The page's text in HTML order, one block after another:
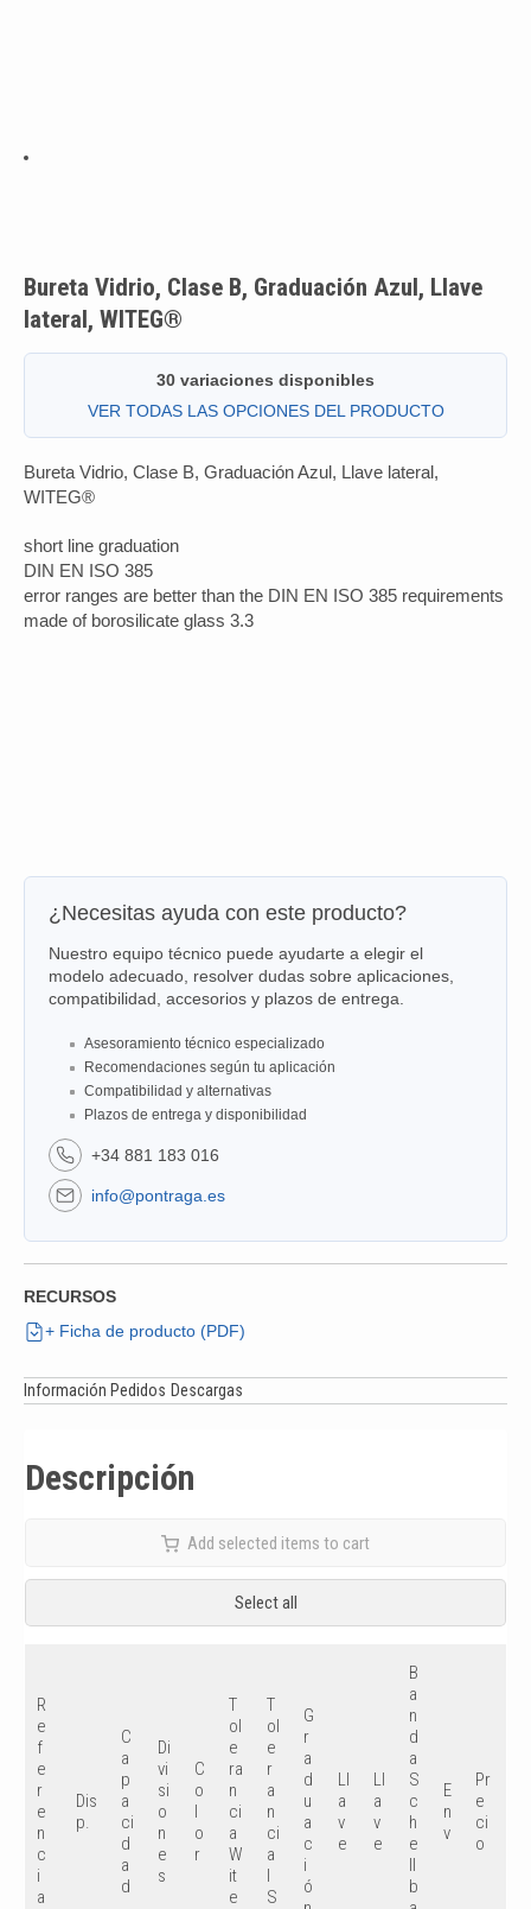
Bureta Vidrio, Clase B, Graduación Azul, Llave
lateral, WITEG®
30 variaciones disponibles
VER TODAS LAS OPCIONES DEL PRODUCTO
Bureta Vidrio, Clase B, Graduación Azul, Llave lateral,
WITEG®
short line graduation
DIN EN ISO 385
error ranges are better than the DIN EN ISO 385 requirements
made of borosilicate glass 3.3
¿Necesitas ayuda con este producto?
Nuestro equipo técnico puede ayudarte a elegir el
modelo adecuado, resolver dudas sobre aplicaciones,
compatibilidad, accesorios y plazos de entrega.
Asesoramiento técnico especializado
Recomendaciones según tu aplicación
Compatibilidad y alternativas
Plazos de entrega y disponibilidad
+34 881 183 016
info@pontraga.es
RECURSOS
+ Ficha de producto (PDF)
Información Pedidos Descargas
Descripción
Add selected items to cart
Select all
R
e
f
e
r
e
n
c
i
a
Dis
p.
C
a
p
a
ci
d
a
d
Di
vi
si
o
n
e
s
C
o
l
o
r
T
ol
e
ra
n
ci
a
W
it
e
T
ol
e
r
a
n
ci
a
I
S
G
r
a
d
u
a
c
i
ó
Ll
a
v
e
Ll
a
v
e
B
a
n
d
a
S
c
h
e
ll
b
E
n
v
Pr
e
ci
o